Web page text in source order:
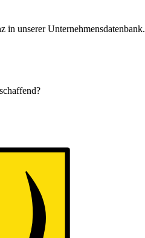
in unserer Unternehmensdatenbank.